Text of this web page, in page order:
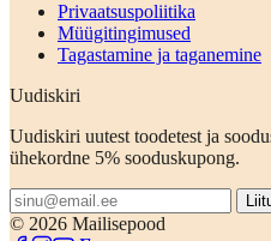
Privaatsuspoliitika
Müügitingimused
Tagastamine ja taganemine
Uudiskiri
Uudiskiri uutest toodetest ja
ühekordne 5% sooduskupong.
© 2026 Mailisepood